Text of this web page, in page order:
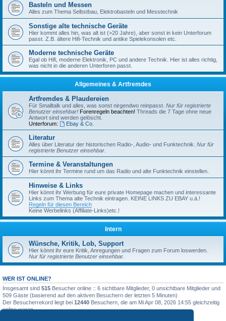
Basteln und Messen
Alles zum Thema Selbstbau, Elektrobasteln und Messtechnik
Sonstige alte technische Geräte
Hier kommt alles hin, was alt ist (>20 Jahre), aber sonst in kein Unterforum
passt. Z.B. ältere Hifi-Technik und antike Spielekonsolen etc.
Moderne technische Geräte
Egal ob Hifi, moderne Elektronik, PC und andere Technik. Hier ist alles richtig,
was nicht in die anderen Unterforen passt.
Allgemeines & Artfremdes
Artfremdes & Plaudereien
Für Smalltalk und alles, was sonst nirgendwo reinpasst. Nur für registrierte
Benutzer einsehbar! Forenregeln beachten! Threads die 7 Tage ohne neue
Antwort sind werden gelöscht.
Unterforum:
Ebay & Co.
Literatur
Alles über Literatur der historischen Radio-, Audio- und Funktechnik. Nur für
registrierte Benutzer einsehbar.
Termine & Veranstaltungen
Hier könnt ihr Termine rund um das Radio und alte Funktechnik einstellen.
Hinweise & Links
Hier könnt ihr Werbung für eure private Homepage machen und interessante
Links zum Thema alte Technik eintragen. KEINE LINKS ZU EBAY u.ä.!
Regeln für diesen Bereich
Keine Werbelinks (Affiliate-Links)etc.!
Intern
Wünsche, Kritik, Lob, Support
Hier könnt ihr eure Kritik, Anregungen und Fragen zum Forum loswerden.
Nur für registrierte Benutzer einsehbar.
WER IST ONLINE?
Insgesamt sind 515 Besucher online :: 6 sichtbare Mitglieder, 0 unsichtbare Mitglieder und
509 Gäste (basierend auf den aktiven Besuchern der letzten 5 Minuten)
Der Besucherrekord liegt bei 12440 Besuchern, die am Mi Apr 08, 2026 14:55 gleichzeitig
online waren.